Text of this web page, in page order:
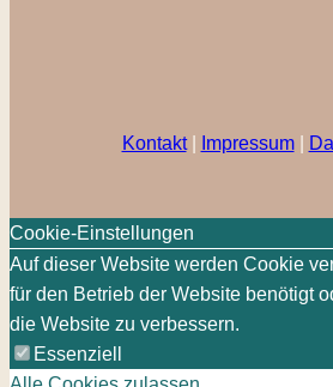
Kontakt| Impressum|
Cookie-Einstellungen
Auf dieser Website werden Cookie
für den Betrieb der Website benötigt
die Website zu verbessern.
Essenziell